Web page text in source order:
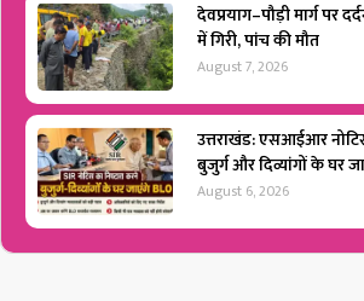
देवप्रयाग–पौड़ी मार्ग पर
में गिरी, पांच की मौत
August 7, 2026
उत्तराखंड: एसआईआर
बुजुर्ग और दिव्यांगों के घर
August 6, 2026